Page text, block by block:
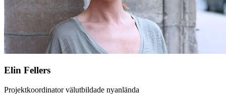
Elin Fellers
Projektkoordinator välutbildade nyanlända